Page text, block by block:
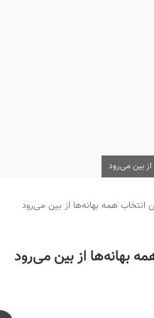
از بین می‌رود
انتخاب همه بهانه‌ها از بین می‌رود
بهانه‌ها از بین می‌رود